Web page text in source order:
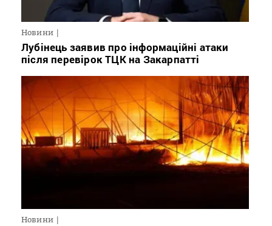
Новини
Лубінець заявив про інформаційні атаки
після перевірок ТЦК на Закарпатті
Новини